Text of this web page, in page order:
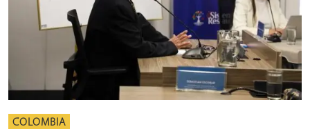
COLOMBIA